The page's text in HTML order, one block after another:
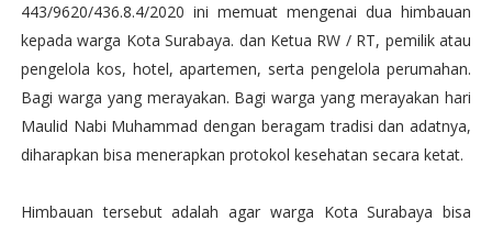
443/9620/436.8.4/2020 ini memuat mengenai dua himbauan
kepada warga Kota Surabaya. dan Ketua RW / RT, pemilik atau
pengelola kos, hotel, apartemen, serta pengelola perumahan.
Bagi warga yang merayakan. Bagi warga yang merayakan hari
Maulid Nabi Muhammad dengan beragam tradisi dan adatnya,
diharapkan bisa menerapkan protokol kesehatan secara ketat.
Himbauan tersebut adalah agar warga Kota Surabaya bisa